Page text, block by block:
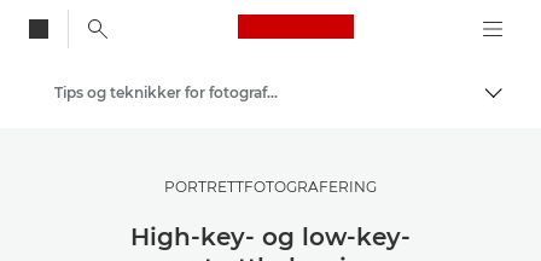
Canon Logo, back
Get Inspired | Tips for fotografering og utskrift og kjøpsveiledninger
Tips og teknikker for fotografering og utskrift
PORTRETTFOTOGRAFERING
High-key- og low-key-